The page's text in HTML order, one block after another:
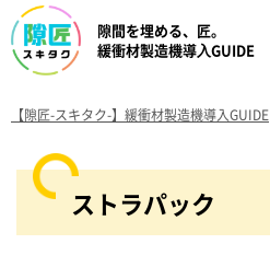
隙間を埋める、匠。
緩衝材製造機導⼊GUIDE
【隙匠-スキタク-】緩衝材製造機導入GUIDE
ストラパック